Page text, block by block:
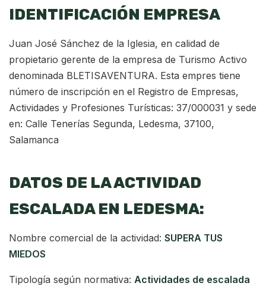
IDENTIFICACIÓN EMPRESA
Juan José Sánchez de la Iglesia, en calidad de
propietario gerente de la empresa de Turismo Activo
denominada BLETISAVENTURA. Esta empres tiene
número de inscripción en el Registro de Empresas,
Actividades y Profesiones Turísticas: 37/000031 y sede
en: Calle Tenerías Segunda, Ledesma, 37100,
Salamanca
DATOS DE LA ACTIVIDAD
ESCALADA EN LEDESMA:
Nombre comercial de la actividad: SUPERA TUS
MIEDOS
Tipología según normativa: Actividades de escalada